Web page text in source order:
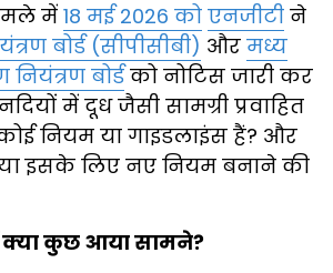
में 18 मई 2026 को एनजीटी ने
बोर्ड (सीपीसीबी) और मध्य
नियंत्रण बोर्डको नोटिस जारी कर
में दूध जैसी सामग्री प्रवाहित
नियम या गाइडलाइंस हैं? और
इसके लिए नए नियम बनाने की
क्या कुछ आया सामने?